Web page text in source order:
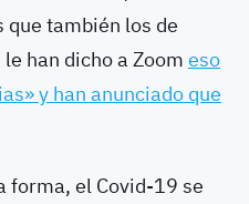
que también los de
han dicho a Zoom eso
y han anunciado que
forma, el Covid-19 se